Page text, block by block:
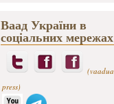
Ваад України в
соціальних мережах
(vaadua
press)